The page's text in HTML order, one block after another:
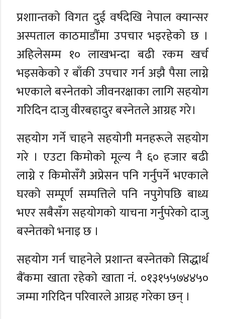
प्रशाान्तको विगत दुई वर्षदेखि नेपाल क्यान्सर
अस्पताल काठमाडौंमा उपचार भइरहेको छ ।
अहिलेसम्म १० लाखभन्दा बढी रकम खर्च
भइसकेको र बाँकी उपचार गर्न अझै पैसा लाग्ने
भएकाले बस्नेतको जीवनरक्षाका लागि सहयोग
गरिदिन दाजु वीरबहादुर बस्नेतले आग्रह गरे।
सहयोग गर्ने चाहने सहयोगी मनहरूले सहयोग
गरे । एउटा किमोको मूल्य नै ६० हजार बढी
लाग्ने र किमोसँगै अप्रेसन पनि गर्नुपर्ने भएकाले
घरको सम्पूर्ण सम्पत्तिले पनि नपुगेपछि बाध्य
भएर सबैसँग सहयोगको याचना गर्नुपरेको दाजु
बस्नेतको भनाइ छ ।
सहयोग गर्न चाहनेले प्रशान्त बस्नेतको सिद्धार्थ
बैंकमा खाता रहेको खाता नं. ०१३१५५७४४५०
जम्मा गरिदिन परिवारले आग्रह गरेका छन् ।